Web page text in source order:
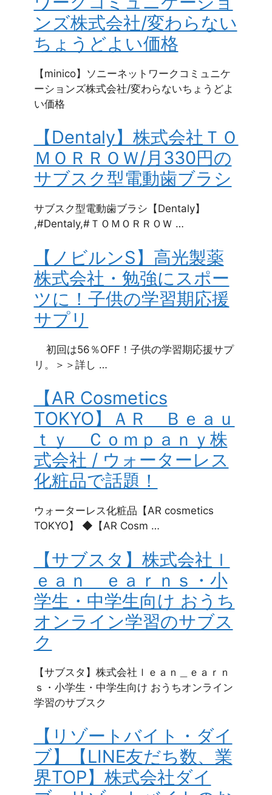
ンズ株式会社/変わらない
ちょうどよい価格
【minico】ソニーネットワークコミュニケ
ーションズ株式会社/変わらないちょうどよ
い価格
【Dentaly】株式会社ＴＯ
ＭＯＲＲＯＷ/月330円の
サブスク型電動歯ブラシ
サブスク型電動歯ブラシ【Dentaly】
,#Dentaly,#ＴＯＭＯＲＲＯＷ …
【ノビルンS】高光製薬
株式会社・勉強にスポー
ツに！子供の学習期応援
サプリ
初回は56％OFF！子供の学習期応援サプ
リ。＞＞詳し …
【AR Cosmetics
TOKYO】ＡＲ＿Ｂｅａｕ
ｔｙ＿Ｃｏｍｐａｎｙ株
式会社 / ウォーターレス
化粧品で話題！
ウォーターレス化粧品【AR cosmetics
TOKYO】 ◆【AR Cosm …
【サブスタ】株式会社ｌ
ｅａｎ＿ｅａｒｎｓ・小
学生・中学生向け おうち
オンライン学習のサブス
ク
【サブスタ】株式会社ｌｅａｎ＿ｅａｒｎ
ｓ・小学生・中学生向け おうちオンライン
学習のサブスク
【リゾートバイト・ダイ
ブ】【LINE友だち数、業
界TOP】株式会社ダイ